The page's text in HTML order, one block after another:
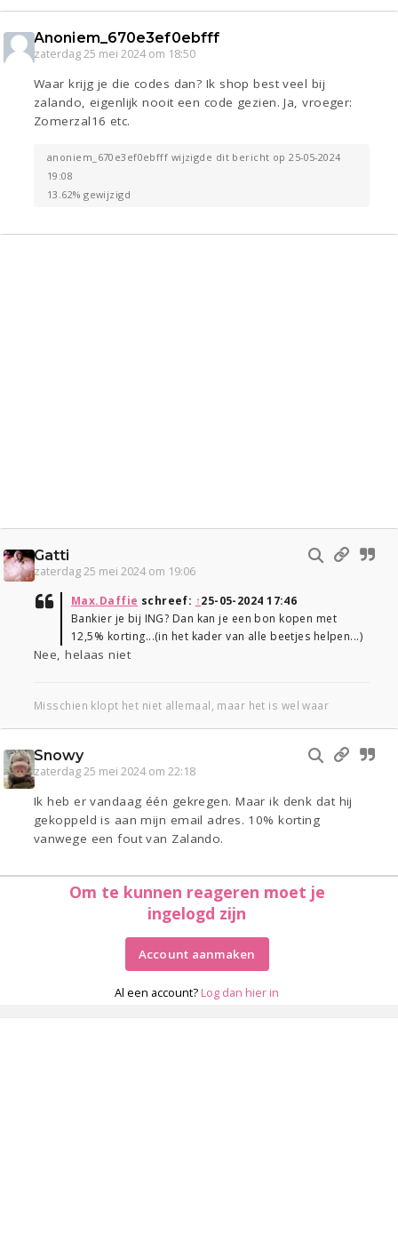
Anoniem_670e3ef0ebfff
zaterdag 25 mei 2024 om 18:50
Waar krijg je die codes dan? Ik shop best veel bij
zalando, eigenlijk nooit een code gezien. Ja, vroeger:
Zomerzal16 etc.
anoniem_670e3ef0ebfff wijzigde dit bericht op 25-05-2024
19:08
13.62% gewijzigd
Gatti
zaterdag 25 mei 2024 om 19:06
Max.Daffie schreef: ↑25-05-2024 17:46
Bankier je bij ING? Dan kan je een bon kopen met
12,5% korting...(in het kader van alle beetjes helpen...)
Nee, helaas niet
Misschien klopt het niet allemaal, maar het is wel waar
Snowy
zaterdag 25 mei 2024 om 22:18
Ik heb er vandaag één gekregen. Maar ik denk dat hij
gekoppeld is aan mijn email adres. 10% korting
vanwege een fout van Zalando.
Om te kunnen reageren moet je
ingelogd zijn
Account aanmaken
Al een account? Log dan hier in